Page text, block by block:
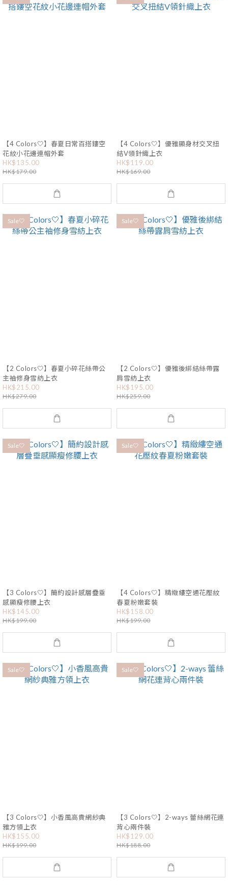
【4 Colors🤍】春夏日常百搭鏤空
花紋小花邊連帽外套
HK$135.00
HK$179.00
【4 Colors🤍】優雅顯身材交叉扭
結V領針織上衣
HK$119.00
HK$169.00
Sale🤍
【2 Colors🤍】春夏小碎花絲帶公
主袖修身雪紡上衣
HK$215.00
HK$279.00
Sale🤍
【2 Colors🤍】優雅後綁結絲帶露
肩雪紡上衣
HK$195.00
HK$259.00
Sale🤍
【3 Colors🤍】簡約設計感層疊垂
感顯瘦修腰上衣
HK$145.00
HK$199.00
Sale🤍
【4 Colors🤍】精緻縷空通花壓紋
春夏粉嫩套裝
HK$158.00
HK$199.00
Sale🤍
【3 Colors🤍】小香風高貴網紗典
雅方領上衣
HK$155.00
HK$199.00
Sale🤍
【3 Colors🤍】2-ways 蕾絲網花連
背心兩件裝
HK$129.00
HK$188.00